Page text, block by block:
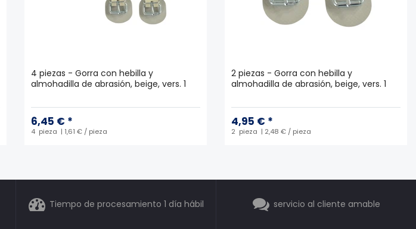
4 piezas - Gorra con hebilla y
almohadilla de abrasión, beige, vers. 1
6,45 € *
4 pieza | 1,61 € / pieza
2 piezas - Gorra con hebilla y
almohadilla de abrasión, beige, vers. 1
4,95 € *
2 pieza | 2,48 € / pieza
Tiempo de procesamiento 1 día hábil servicio al cliente amable